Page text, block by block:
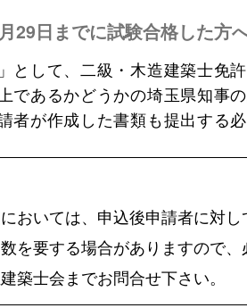
29日までに試験合格した方
として、二級・木造建築士免
であるかどうかの埼玉県知事
者が作成した書類も提出する必
おいては、申込後申請者に対
を要する場合がありますので
築士会までお問合せ下さい。